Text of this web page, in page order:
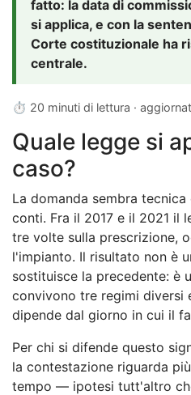
fatto: la data di
si applica, e con la
Corte costituzionale ha
centrale.
⏱ 20 minuti di lettura ·
Quale legge si
caso?
La domanda sembra
conti. Fra il 2017 e il 2021 il
tre volte sulla prescrizione,
l'impianto. Il risultato non è
sostituisce la precedente: è
convivono tre regimi diversi
dipende dal giorno in cui il
Per chi si difende questo
la contestazione riguarda
tempo — ipotesi tutt'altro